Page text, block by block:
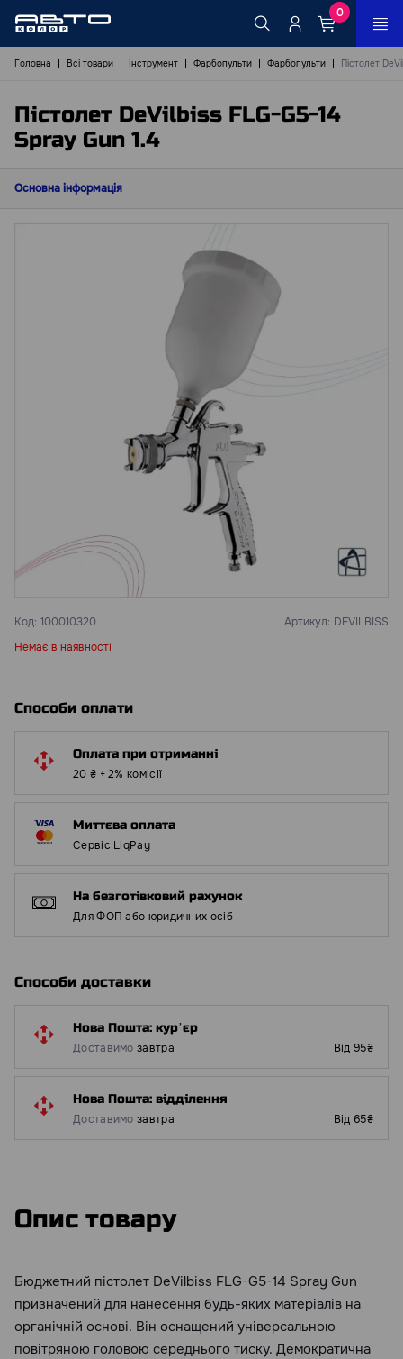
0
Головна Всі товари Інструмент Фарбопульти Фарбопульти Пістолет
Пістолет DeVilbiss FLG-G5-14
Spray Gun 1.4
Основна інформація
Код: 100010320 Артикул: DEVILBISS
Немає в наявності
Способи оплати
Оплата при отриманні
20 ₴ + 2% комісії
Миттєва оплата
Сервіс LiqPay
На безготівковий рахунок
Для ФОП або юридичних осіб
Способи доставки
Нова Пошта: курʼєр
Доставимо завтра Від 95₴
Нова Пошта: відділення
Доставимо завтра Від 65₴
Опис товару
Бюджетний пістолет DeVilbiss FLG-G5-14 Spray Gun
призначений для нанесення будь-яких матеріалів на
органічній основі. Він оснащений універсальною
повітряною головою середнього тиску. Демократична